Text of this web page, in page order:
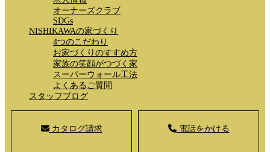
オーナーズクラブ
SDGs
NISHIKAWAの家づくり
4つのこだわり
お家づくりのすすめ方
家族の笑顔がつづく家
スーパーウォール工法
よくあるご質問
スタッフブログ
カタログ請求 電話をかける